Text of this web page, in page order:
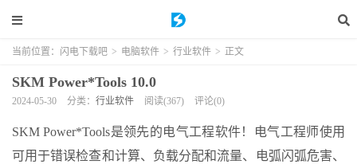
当前位置： 闪电下载吧 > 电脑软件 > 行业软件 > 正文
SKM Power*Tools 10.0
2024-05-30 分类： 行业软件 阅读(367) 评论(0)
SKM Power*Tools是领先的电气工程软件！电气工程师使用
可用于错误检查和计算、负载分配和流量、电弧闪弧危害、